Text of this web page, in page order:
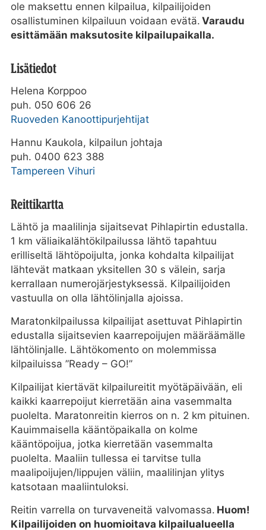
ole maksettu ennen kilpailua, kilpailijoiden
osallistuminen kilpailuun voidaan evätä. Varaudu
esittämään maksutosite kilpailupaikalla.
Lisätiedot
Helena Korppoo
puh. 050 606 26
Ruoveden Kanoottipurjehtijat
Hannu Kaukola, kilpailun johtaja
puh. 0400 623 388
Tampereen Vihuri
Reittikartta
Lähtö ja maalilinja sijaitsevat Pihlapirtin edustalla.
1 km väliaikalähtökilpailussa lähtö tapahtuu
erilliseltä lähtöpoijulta, jonka kohdalta kilpailijat
lähtevät matkaan yksitellen 30 s välein, sarja
kerrallaan numerojärjestyksessä. Kilpailijoiden
vastuulla on olla lähtölinjalla ajoissa.
Maratonkilpailussa kilpailijat asettuvat Pihlapirtin
edustalla sijaitsevien kaarrepoijujen määräämälle
lähtölinjalle. Lähtökomento on molemmissa
kilpailuissa ”Ready – GO!”
Kilpailijat kiertävät kilpailureitit myötäpäivään, eli
kaikki kaarrepoijut kierretään aina vasemmalta
puolelta. Maratonreitin kierros on n. 2 km pituinen.
Kauimmaisella kääntöpaikalla on kolme
kääntöpoijua, jotka kierretään vasemmalta
puolelta. Maaliin tullessa ei tarvitse tulla
maalipoijujen/lippujen väliin, maalilinjan ylitys
katsotaan maaliintuloksi.
Reitin varrella on turvaveneitä valvomassa. Huom!
Kilpailijoiden on huomioitava kilpailualueella